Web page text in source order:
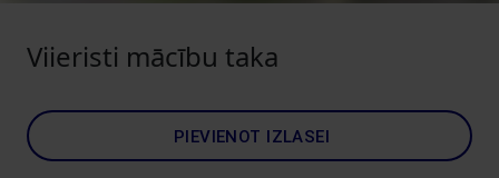
Viieristi mācību taka
PIEVIENOT IZLASEI